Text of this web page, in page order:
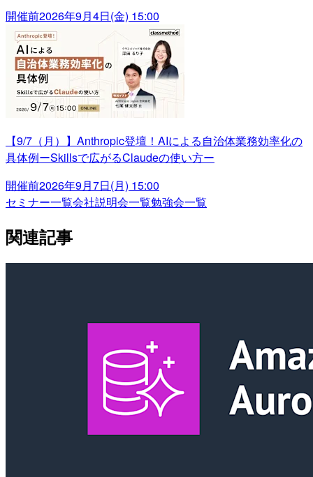
開催前2026年9月4日(金) 15:00
【9/7（月）】Anthropic登壇！AIによる自治体業務効率化の
具体例ーSkillsで広がるClaudeの使い方ー
開催前2026年9月7日(月) 15:00
セミナー一覧会社説明会一覧勉強会一覧
関連記事